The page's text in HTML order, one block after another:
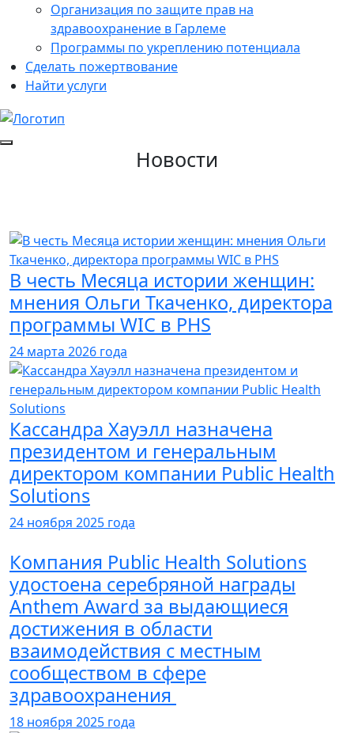
Организация по защите прав на
здравоохранение в Гарлеме
Программы по укреплению потенциала
Сделать пожертвование
Найти услуги
Новости
В честь Месяца истории женщин:
мнения Ольги Ткаченко, директора
программы WIC в PHS
24 марта 2026 года
Кассандра Хауэлл назначена
президентом и генеральным
директором компании Public Health
Solutions
24 ноября 2025 года
Компания Public Health Solutions
удостоена серебряной награды
Anthem Award за выдающиеся
достижения в области
взаимодействия с местным
сообществом в сфере
здравоохранения
18 ноября 2025 года